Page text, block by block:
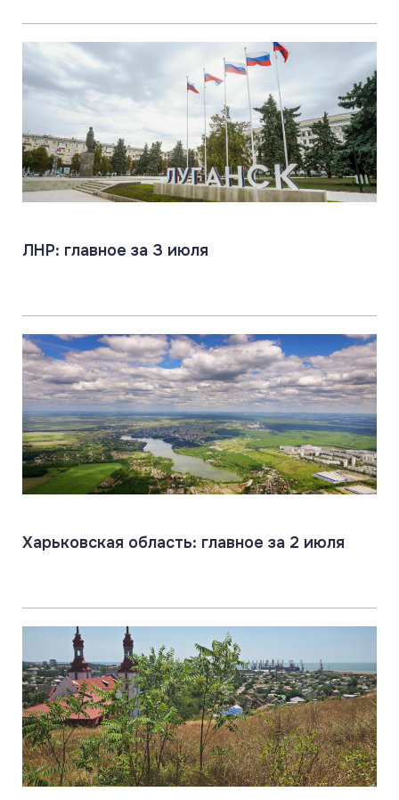
ЛНР: главное за 3 июля
Харьковская область: главное за 2 июля